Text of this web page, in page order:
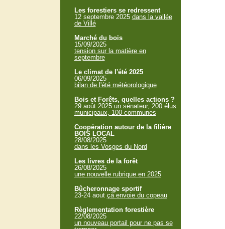
Les forestiers se redressent
12 septembre 2025 dans la vallée
de Villé
Marché du bois
15/09/2025
tension sur la matière en
septembre
Le climat de l'été 2025
06/09/2025
bilan de l'été météorologique
Bois et Forêts, quelles actions ?
29 août 2025 un sénateur, 200 élus
municipaux, 100 communes
Coopération autour de la filière
BOIS LOCAL
28/08/2025
dans les Vosges du Nord
Les livres de la forêt
26/08/2025
une nouvelle rubrique en 2025
Bûcheronnage sportif
23-24 aout çà envoie du copeau
Règlementation forestière
22/08/2025
un nouveau portail pour ne pas se